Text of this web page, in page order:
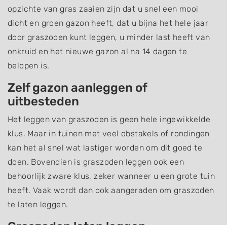
opzichte van gras zaaien zijn dat u snel een mooi
dicht en groen gazon heeft, dat u bijna het hele jaar
door graszoden kunt leggen, u minder last heeft van
onkruid en het nieuwe gazon al na 14 dagen te
belopen is.
Zelf gazon aanleggen of
uitbesteden
Het leggen van graszoden is geen hele ingewikkelde
klus. Maar in tuinen met veel obstakels of rondingen
kan het al snel wat lastiger worden om dit goed te
doen. Bovendien is graszoden leggen ook een
behoorlijk zware klus, zeker wanneer u een grote tuin
heeft. Vaak wordt dan ook aangeraden om graszoden
te laten leggen.